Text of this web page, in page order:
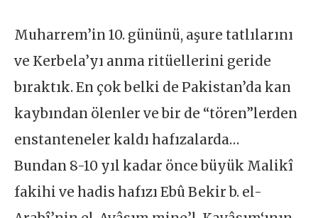
Muharrem’in 10. gününü, aşure tatlılarını
ve Kerbela’yı anma ritüellerini geride
bıraktık. En çok belki de Pakistan’da kan
kaybından ölenler ve bir de “tören”lerden
enstanteneler kaldı hafızalarda…
Bundan 8-10 yıl kadar önce büyük Malikî
fakihi ve hadis hafızı Ebû Bekir b. el-